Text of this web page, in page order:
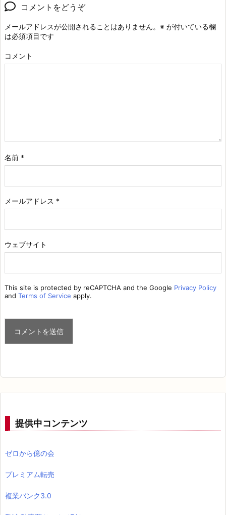
コメントをどうぞ
メールアドレスが公開されることはありません。 ※ が付いている欄
は必須項目です
コメント
名前 *
メールアドレス *
ウェブサイト
This site is protected by reCAPTCHA and the Google Privacy Policy
and Terms of Service apply.
提供中コンテンツ
ゼロから億の会
プレミアム転売
複業バンク3.0